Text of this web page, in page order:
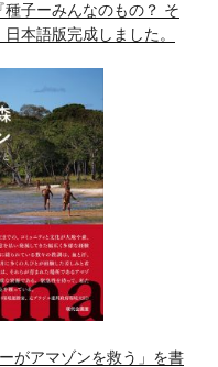
種子ーみんなのもの？ そ
本語版完成しました。
がアマゾンを救う」を書